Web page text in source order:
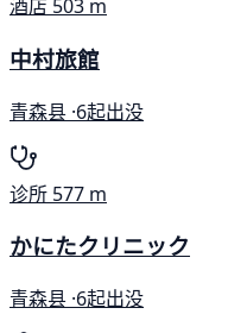
酒店 503 m
中村旅館
青森县 ·6起出没
诊所 577 m
かにたクリニック
青森县 ·6起出没